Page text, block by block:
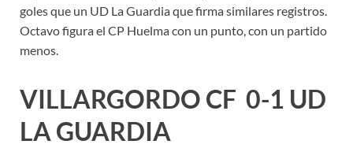
goles que un UD La Guardia que firma similares registros.
Octavo figura el CP Huelma con un punto, con un partido
menos.
VILLARGORDO CF 0-1 UD
LA GUARDIA